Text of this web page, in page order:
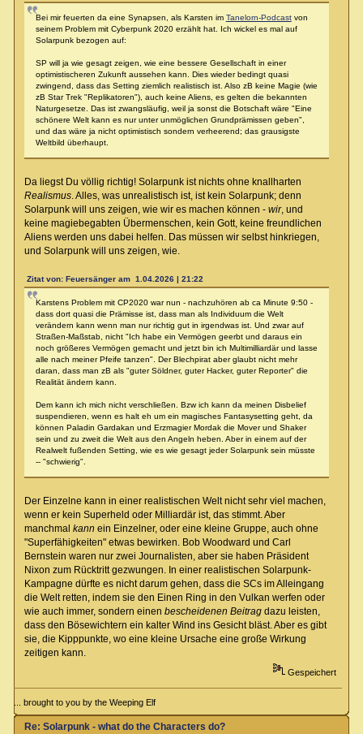
Bei mir feuerten da eine Synapsen, als Karsten im Tanelorn-Podcastvon
seinem Problem mit Cyberpunk 2020 erzählt hat. Ich wickel es mal auf
Solarpunk bezogen auf:
SP will ja wie gesagt zeigen, wie eine bessere Gesellschaft in einer
optimistischeren Zukunft aussehen kann. Dies wieder bedingt quasi
zwingend, dass das Setting ziemlich realistisch ist. Also zB keine Magie (wie
zB Star Trek "Replikatoren"), auch keine Aliens, es gelten die bekannten
Naturgesetze. Das ist zwangsläufig, weil ja sonst die Botschaft wäre "Eine
schönere Welt kann es nur unter unmöglichen Grundprämissen geben",
und das wäre ja nicht optimistisch sondern verheerend; das grausigste
Weltbild überhaupt.
Da liegst Du völlig richtig! Solarpunk ist nichts ohne knallharten
Realismus. Alles, was unrealistisch ist, ist kein Solarpunk; denn
Solarpunk will uns zeigen, wie wir es machen können - wir, und
keine magiebegabten Übermenschen, kein Gott, keine freundlichen
Aliens werden uns dabei helfen. Das müssen wir selbst hinkriegen,
und Solarpunk will uns zeigen, wie.
Zitat von: Feuersänger am 1.04.2026 | 21:22
Karstens Problem mit CP2020 war nun - nachzuhören ab ca Minute 9:50 -
dass dort quasi die Prämisse ist, dass man als Individuum die Welt
verändern kann wenn man nur richtig gut in irgendwas ist. Und zwar auf
Straßen-Maßstab, nicht "Ich habe ein Vermögen geerbt und daraus ein
noch größeres Vermögen gemacht und jetzt bin ich Multimilliardär und lasse
alle nach meiner Pfeife tanzen". Der Blechpirat aber glaubt nicht mehr
daran, dass man zB als "guter Söldner, guter Hacker, guter Reporter" die
Realität ändern kann.
Dem kann ich mich nicht verschließen. Bzw ich kann da meinen Disbelief
suspendieren, wenn es halt eh um ein magisches Fantasysetting geht, da
können Paladin Gardakan und Erzmagier Mordak die Mover und Shaker
sein und zu zweit die Welt aus den Angeln heben. Aber in einem auf der
Realwelt fußenden Setting, wie es wie gesagt jeder Solarpunk sein müsste
-- "schwierig".
Der Einzelne kann in einer realistischen Welt nicht sehr viel machen,
wenn er kein Superheld oder Milliardär ist, das stimmt. Aber
manchmal kann ein Einzelner, oder eine kleine Gruppe, auch ohne
"Superfähigkeiten" etwas bewirken. Bob Woodward und Carl
Bernstein waren nur zwei Journalisten, aber sie haben Präsident
Nixon zum Rücktritt gezwungen. In einer realistischen Solarpunk-
Kampagne dürfte es nicht darum gehen, dass die SCs im Alleingang
die Welt retten, indem sie den Einen Ring in den Vulkan werfen oder
wie auch immer, sondern einen bescheidenen Beitragdazu leisten,
dass den Bösewichtern ein kalter Wind ins Gesicht bläst. Aber es gibt
sie, die Kipppunkte, wo eine kleine Ursache eine große Wirkung
zeitigen kann.
Gespeichert
... brought to you by the Weeping Elf
Re: Solarpunk - what do the Characters do?